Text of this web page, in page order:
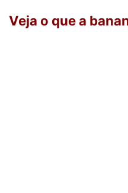
Veja o que a